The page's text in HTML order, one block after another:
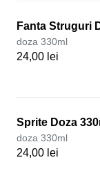
Fanta Struguri
doza 330ml
24,00 lei
Sprite Doza
doza 330ml
24,00 lei